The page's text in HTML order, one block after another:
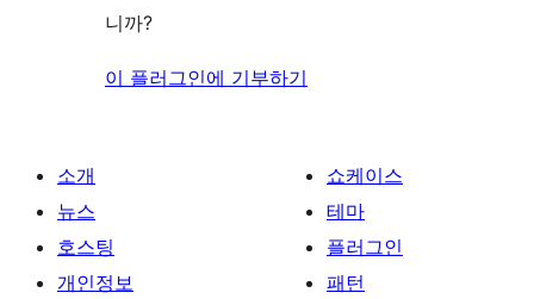
니까?
이 플러그인에 기부하기
소개
뉴스
호스팅
개인정보
쇼케이스
테마
플러그인
패턴